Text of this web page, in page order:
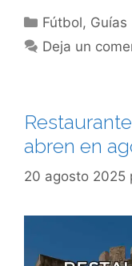
Categorías
Fútbol, Guías
Deja un
abren en
20 agosto 2025